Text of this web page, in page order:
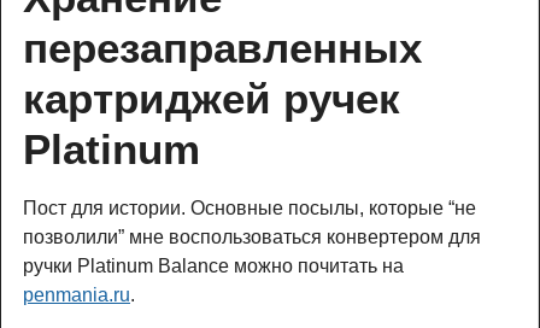
перезаправленных
картриджей ручек
Platinum
Пост для истории. Основные посылы, которые “не
позволили” мне воспользоваться конвертером для
ручки Platinum Balance можно почитать на
penmania.ru.